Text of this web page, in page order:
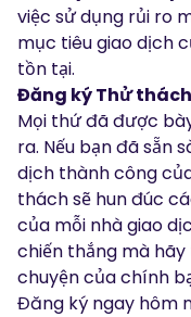
việc sử dụng rủi ro
mục tiêu giao dịch
tồn tại.
Đăng ký Thử
Mọi thứ đã được
ra. Nếu bạn đã sẵn
dịch thành công
thách sẽ hun đúc
của mỗi nhà giao
chiến thắng mà
chuyện của chính
Đăng ký ngay hôm